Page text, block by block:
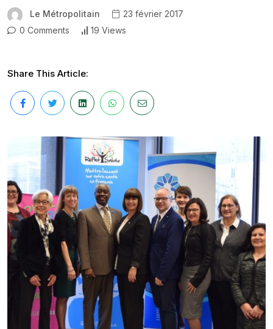
Le Métropolitain
23 février 2017
0 Comments
19 Views
Share This Article: